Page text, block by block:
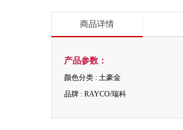
商品详情
产品参数：
颜色分类 : 土豪金
品牌 : RAYCO/瑞科